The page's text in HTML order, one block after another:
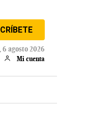
6 agosto 2026
Mi cuenta